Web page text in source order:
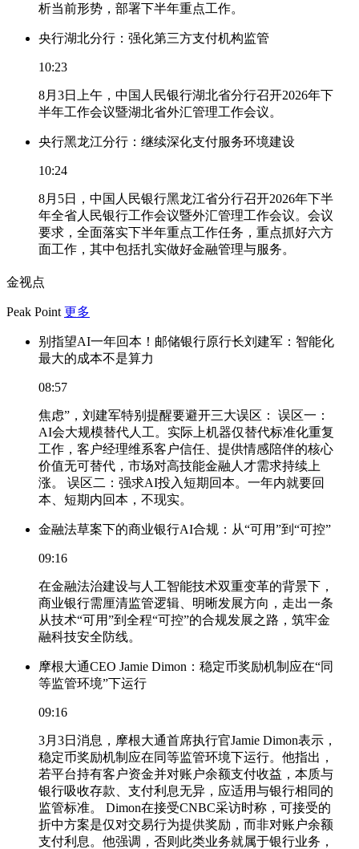
析当前形势，部署下半年重点工作。
央行湖北分行：强化第三方支付机构监管
10:23
8月3日上午，中国人民银行湖北省分行召开2026年下
半年工作会议暨湖北省外汇管理工作会议。
央行黑龙江分行：继续深化支付服务环境建设
10:24
8月5日，中国人民银行黑龙江省分行召开2026年下半
年全省人民银行工作会议暨外汇管理工作会议。会议
要求，全面落实下半年重点工作任务，重点抓好六方
面工作，其中包括扎实做好金融管理与服务。
金视点
Peak Point 更多
别指望AI一年回本！邮储银行原行长刘建军：智能化
最大的成本不是算力
08:57
焦虑”，刘建军特别提醒要避开三大误区： 误区一：
AI会大规模替代人工。实际上机器仅替代标准化重复
工作，客户经理维系客户信任、提供情感陪伴的核心
价值无可替代，市场对高技能金融人才需求持续上
涨。 误区二：强求AI投入短期回本。一年内就要回
本、短期内回本，不现实。
金融法草案下的商业银行AI合规：从“可用”到“可控”
09:16
在金融法治建设与人工智能技术双重变革的背景下，
商业银行需厘清监管逻辑、明晰发展方向，走出一条
从技术“可用”到全程“可控”的合规发展之路，筑牢金
融科技安全防线。
摩根大通CEO Jamie Dimon：稳定币奖励机制应在“同
等监管环境”下运行
09:16
3月3日消息，摩根大通首席执行官Jamie Dimon表示，
稳定币奖励机制应在同等监管环境下运行。他指出，
若平台持有客户资金并对账户余额支付收益，本质与
银行吸收存款、支付利息无异，应适用与银行相同的
监管标准。 Dimon在接受CNBC采访时称，可接受的
折中方案是仅对交易行为提供奖励，而非对账户余额
支付利息。他强调，否则此类业务就属于银行业务，